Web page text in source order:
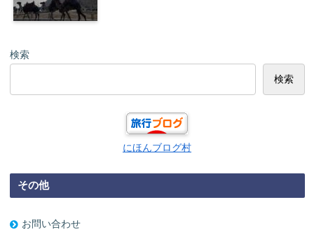
検索
検索
にほんブログ村
その他
お問い合わせ